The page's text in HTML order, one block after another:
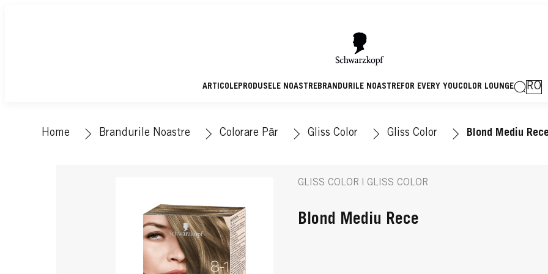
ARTICOLEPRODUSELE NOASTREBRANDURILE NOASTREFOR EVERY YOUCOLOR LOUNGE RO
Home Brandurile Noastre Colorare Păr Gliss Color Gliss Color Blond Mediu
GLISS COLOR | GLISS COLOR
Blond Mediu Rece